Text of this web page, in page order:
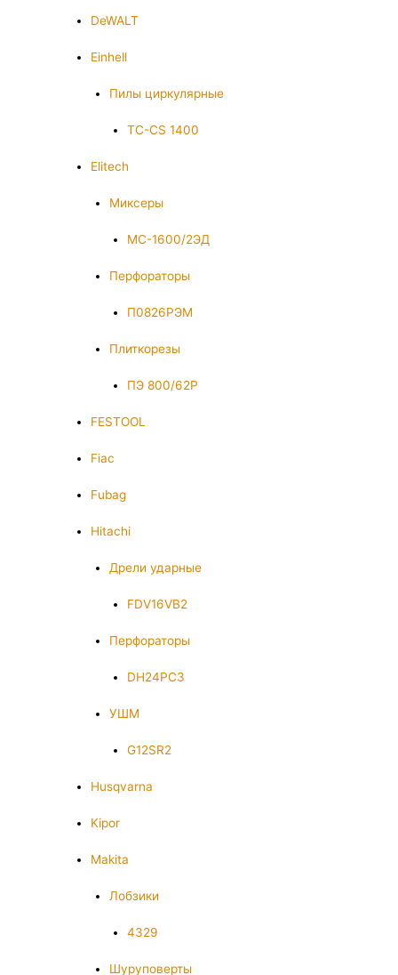
DeWALT
Einhell
Пилы циркулярные
TC-CS 1400
Elitech
Миксеры
МС-1600/2ЭД
Перфораторы
П0826РЭМ
Плиткорезы
ПЭ 800/62Р
FESTOOL
Fiac
Fubag
Hitachi
Дрели ударные
FDV16VB2
Перфораторы
DH24PC3
УШМ
G12SR2
Husqvarna
Kipor
Makita
Лобзики
4329
Шуруповерты